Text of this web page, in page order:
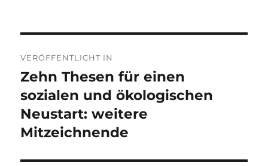
VERÖFFENTLICHT IN
Zehn Thesen für einen
sozialen und ökologischen
Neustart: weitere
Mitzeichnende